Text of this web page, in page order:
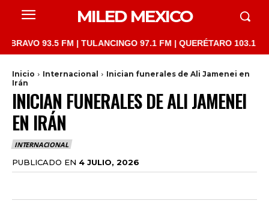
MILED MEXICO
FM | TULANCINGO 97.1 FM | QUERÉTARO 103.1 FM |
Inicio Internacional
Inician funerales de Ali Jamenei en
Irán
INICIAN FUNERALES DE ALI JAMENEI
EN IRÁN
INTERNACIONAL
PUBLICADO EN 4 JULIO, 2026